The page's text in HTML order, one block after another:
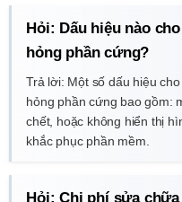
Hỏi: Dấu hiệu nào
hỏng phần cứng?
Trả lời: Một số dấu hiệu
hỏng phần cứng bao gồm:
chết, hoặc không hiển thị
khắc phục phần mềm.
Hỏi: Chi phí sửa